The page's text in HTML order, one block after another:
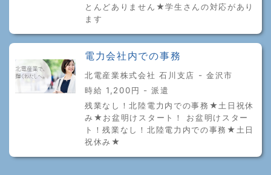
とんどありません★学生さんの対応があり
ます
電力会社内での事務
北電産業株式会社 石川支店 - 金沢市
時給 1,200円 - 派遣
残業なし！北陸電力内での事務★土日祝休
み★お盆明けスタート！ お盆明けスター
ト！残業なし！北陸電力内での事務★土日
祝休み★